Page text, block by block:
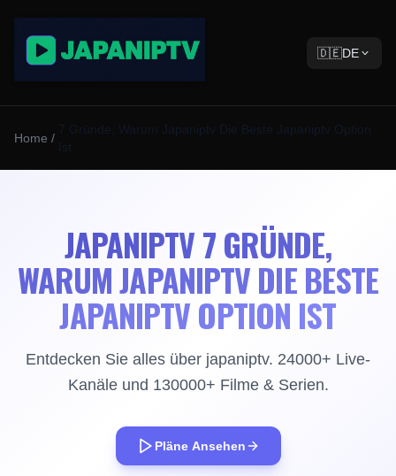
🇩🇪DE
Home /
7 Gründe, Warum Japaniptv Die Beste Japaniptv Option
Ist
JAPANIPTV 7 GRÜNDE,
WARUM JAPANIPTV DIE BESTE
JAPANIPTV OPTION IST
Entdecken Sie alles über japaniptv. 24000+ Live-
Kanäle und 130000+ Filme & Serien.
Pläne Ansehen